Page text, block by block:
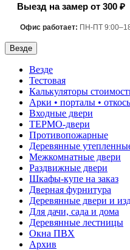
Выезд на замер от 300 ₽
Офис работает: ПН-ПТ
Везде
Везде
Тестовая
Калькуляторы
Арки • порталы •
Входные двери
ТЕРМО-двери
Противопожарные
Деревянные
Межкомнатные двери
Раздвижные двери
Шкафы-купе на заказ
Дверная фурнитура
Деревянные двери и
Для дачи, сада и дома
Деревянные лестницы
Окна ПВХ
Архив